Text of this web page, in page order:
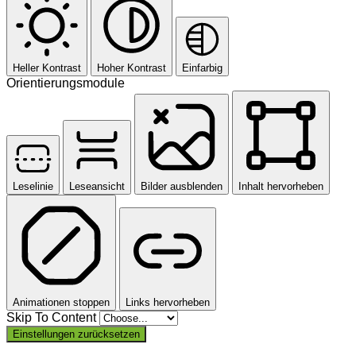
Heller Kontrast Hoher Kontrast Einfarbig
Orientierungsmodule
Leselinie Leseansicht Bilder ausblenden Inhalt hervorheben
Animationen stoppen Links hervorheben
Skip To Content
Einstellungen zurücksetzen